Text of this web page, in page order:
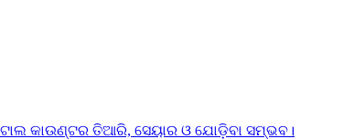
କାଉଣ୍ଟର ତିଆରି, ସେୟାର ଓ ଯୋଡ଼ିବା ସମ୍ଭବ।